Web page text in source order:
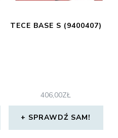
TECE BASE S (9400407)
406,00ZŁ
SPRAWDŹ SAM!